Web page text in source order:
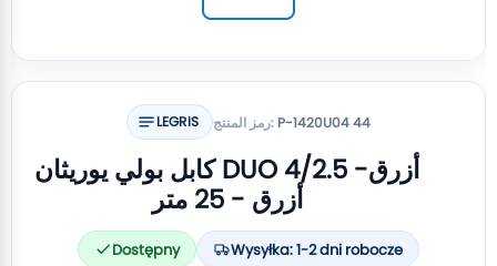
LEGRIS رمز المنتج: P-1420U04 44
كابل بولي يوريثان DUO 4/2.5 أزرق-
أزرق - 25 متر
Dostępny Wysyłka: 1-2 dni robocze